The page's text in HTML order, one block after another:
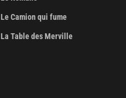
Le Camion qui fume
La Table des Merville